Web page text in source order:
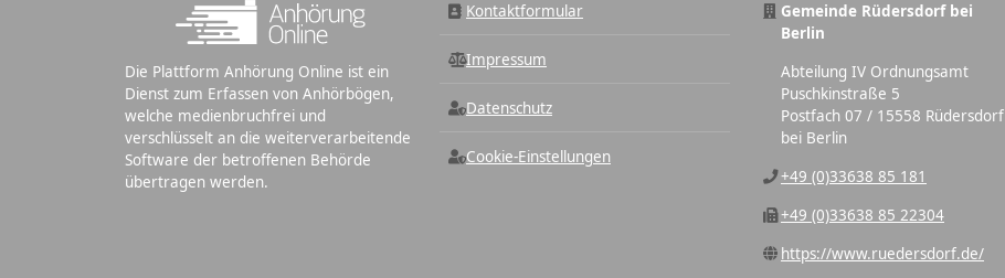
Die Plattform Anhörung Online ist ein
Dienst zum Erfassen von Anhörbögen,
welche medienbruchfrei und
verschlüsselt an die weiterverarbeitende
Software der betroffenen Behörde
übertragen werden.
Kontaktformular
Impressum
Datenschutz
Cookie-Einstellungen
Gemeinde Rüdersdorf bei
Berlin
Abteilung IV Ordnungsamt
Puschkinstraße 5
Postfach 07 / 15558 Rüdersdorf
bei Berlin
+49 (0)33638 85 181
+49 (0)33638 85 22304
https://www.ruedersdorf.de/